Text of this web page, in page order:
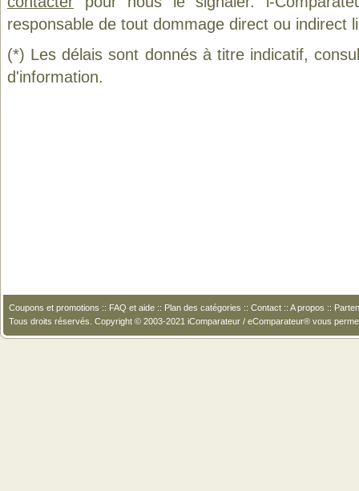
responsable de tout dommage direct ou indirect
(*) Les délais sont donnés à titre indicatif,
d'information.
Coupons et promotions :: FAQ et aide :: Plan des catégories :: Contact :: A propos ::
Tous droits réservés. Copyright © 2003-2021 iComparateur / eComparateur® vous